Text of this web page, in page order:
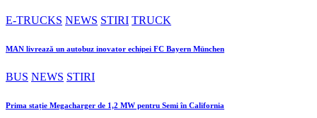
E-TRUCKS NEWS STIRI TRUCK
MAN livrează un autobuz inovator echipei FC Bayern München
BUS NEWS STIRI
Prima stație Megacharger de 1,2 MW pentru Semi în California